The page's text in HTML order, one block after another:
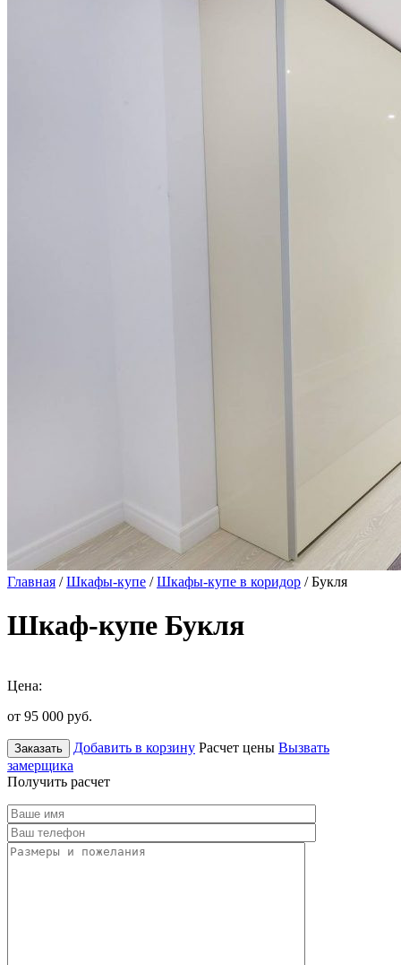
Главная /Шкафы-купе /Шкафы-купе в коридор / Букля
Шкаф-купе Букля
Цена:
от 95 000 руб.
Заказать Добавить в корзину Расчет цены Вызвать
замерщика
Получить расчет